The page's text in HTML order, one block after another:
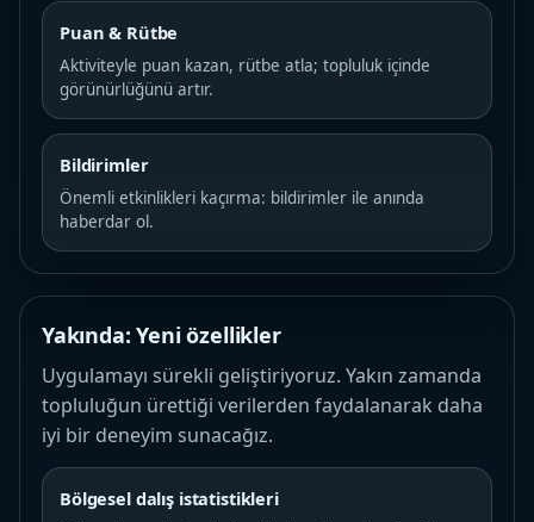
Puan & Rütbe
Aktiviteyle puan kazan, rütbe atla; topluluk içinde
görünürlüğünü artır.
Bildirimler
Önemli etkinlikleri kaçırma: bildirimler ile anında
haberdar ol.
Yakında: Yeni özellikler
Uygulamayı sürekli geliştiriyoruz. Yakın zamanda
topluluğun ürettiği verilerden faydalanarak daha
iyi bir deneyim sunacağız.
Bölgesel dalış istatistikleri